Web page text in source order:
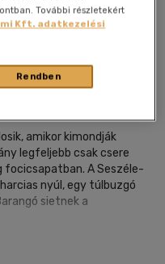
Megosztom
nyelvű|keménytábla
amikor kimondják
legfeljebb csak csere
focicsapatban. A Seszéle-
nyúl, egy túlbuzgó
sietnek a
További részletekért
Kft. adatkezelési
Rendben